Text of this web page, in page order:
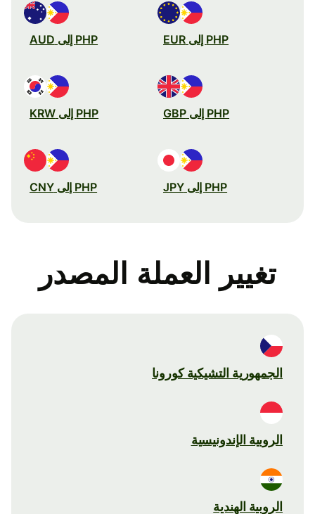
PHP إلى EUR PHP إلى AUD
PHP إلى GBP PHP إلى KRW
PHP إلى JPY PHP إلى CNY
تغيير العملة المصدر
الجمهورية التشيكية كورونا
الروبية الإندونيسية
الروبية الهندية